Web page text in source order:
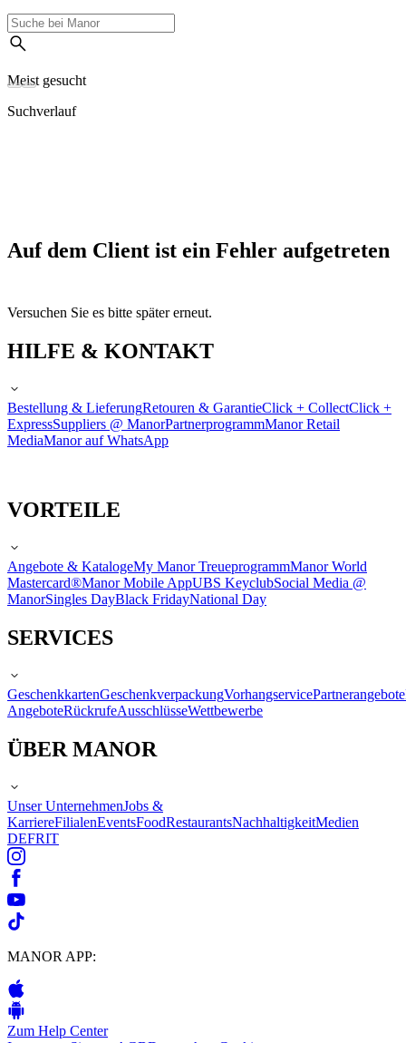
Meist gesucht
Suchverlauf
Auf dem Client ist ein Fehler aufgetreten
Versuchen Sie es bitte später erneut.
HILFE & KONTAKT
Bestellung & LieferungRetouren & GarantieClick + CollectClick +
ExpressSuppliers @ ManorPartnerprogrammManor Retail
MediaManor auf WhatsApp
VORTEILE
Angebote & KatalogeMy Manor TreueprogrammManor World
Mastercard®Manor Mobile AppUBS KeyclubSocial Media @
ManorSingles DayBlack FridayNational Day
SERVICES
GeschenkkartenGeschenkverpackungVorhangservicePartnerangebote
AngeboteRückrufeAusschlüsseWettbewerbe
ÜBER MANOR
Unser UnternehmenJobs &
KarriereFilialenEventsFoodRestaurantsNachhaltigkeitMedien
DEFRIT
MANOR APP:
Zum Help Center